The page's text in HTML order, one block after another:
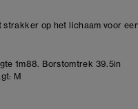
strakker op het lichaam voor
1m88. Borstomtrek 39.5in
M